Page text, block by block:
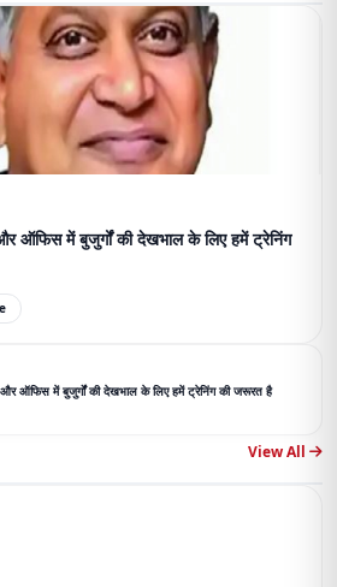
ऑफिस में बुजुर्गों की देखभाल के लिए हमें ट्रेनिंग
ऑफिस में बुजुर्गों की देखभाल के लिए हमें ट्रेनिंग की जरूरत है
View All